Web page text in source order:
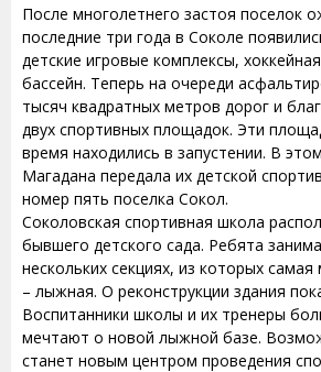
После многолетнего застоя поселок
последние три года в Соколе
детские игровые комплексы,
бассейн. Теперь на очереди
тысяч квадратных метров дорог и
двух спортивных площадок. Эти
время находились в запустении. В
Магадана передала их детской
номер пять поселка Сокол.
Соколовская спортивная школа
бывшего детского сада. Ребята
нескольких секциях, из которых самая
– лыжная. О реконструкции здания
Воспитанники школы и их тренеры
мечтают о новой лыжной базе.
станет новым центром проведения